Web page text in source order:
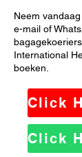
Neem
e-mail of
International
boeken.